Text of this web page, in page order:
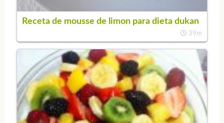
Receta de mousse de limon para dieta dukan
39m